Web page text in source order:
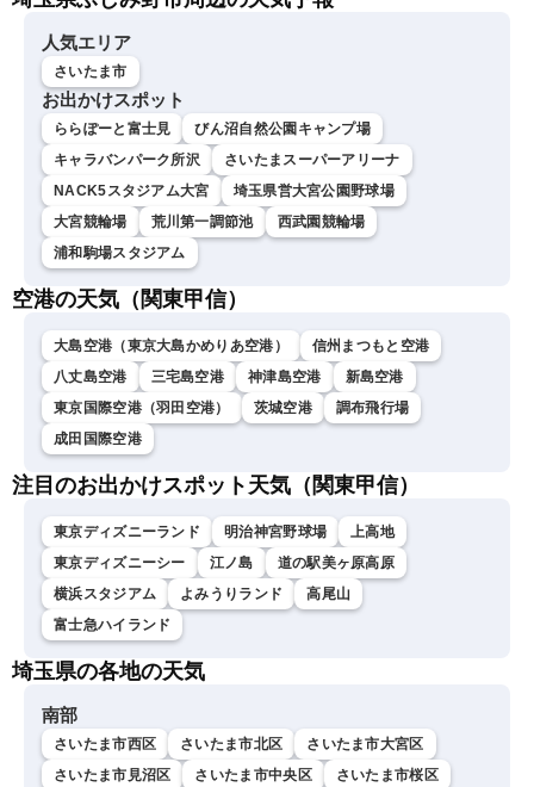
人気エリア
さいたま市
お出かけスポット
ららぽーと富士見
びん沼自然公園キャンプ場
キャラバンパーク所沢
さいたまスーパーアリーナ
NACK5スタジアム大宮
埼玉県営大宮公園野球場
大宮競輪場
荒川第一調節池
西武園競輪場
浦和駒場スタジアム
空港の天気（関東甲信）
大島空港（東京大島かめりあ空港）
信州まつもと空港
八丈島空港
三宅島空港 神津島空港
新島空港
東京国際空港（羽田空港）
茨城空港
調布飛行場
成田国際空港
注目のお出かけスポット天気（関東甲信）
東京ディズニーランド 明治神宮野球場
上高地
東京ディズニーシー
江ノ島
道の駅美ヶ原高原
横浜スタジアム
よみうりランド
高尾山
富士急ハイランド
埼玉県の各地の天気
南部
さいたま市西区 さいたま市北区
さいたま市大宮区
さいたま市見沼区
さいたま市中央区 さいたま市桜区